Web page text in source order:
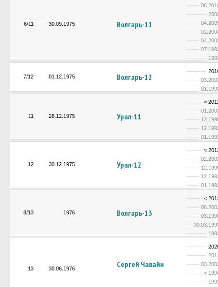
6/11 30.09.1975 Волгарь-11
7/12 01.12.1975 Волгарь-12
11 28.12.1975 Урал-11
≈
12 30.12.1975 Урал-12
≈
8/13 1976 Волгарь-13
≤
13 30.06.1976 Сергей Чавайн
≈